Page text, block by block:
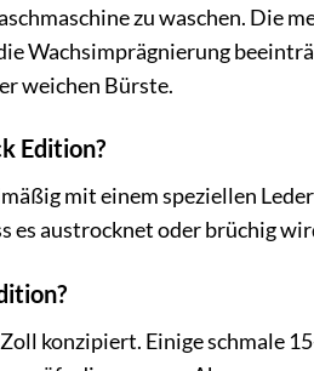
zu waschen. Die
Wachsimprägnierung
weichen Bürste.
Edition?
mit einem speziellen
es austrocknet oder brüchig
konzipiert. Einige schmale